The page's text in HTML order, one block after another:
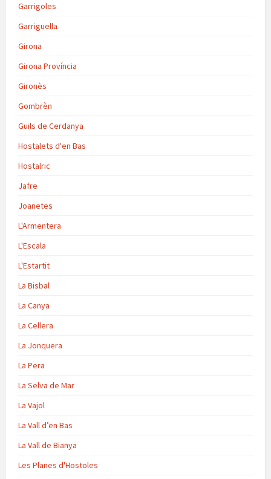
Garrigoles
Garriguella
Girona
Girona Província
Gironès
Gombrèn
Guils de Cerdanya
Hostalets d'en Bas
Hostalric
Jafre
Joanetes
L'Armentera
L'Escala
L'Estartit
La Bisbal
La Canya
La Cellera
La Jonquera
La Pera
La Selva de Mar
La Vajol
La Vall d’en Bas
La Vall de Bianya
Les Planes d'Hostoles